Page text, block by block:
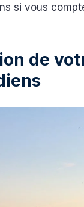
si vous
de